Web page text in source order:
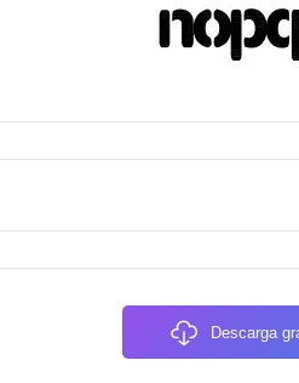
Descarga